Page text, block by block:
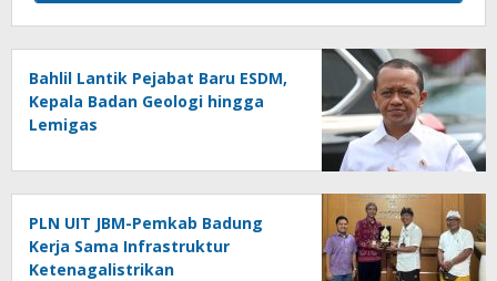
Bahlil Lantik Pejabat Baru ESDM,
Kepala Badan Geologi hingga
Lemigas
PLN UIT JBM-Pemkab Badung
Kerja Sama Infrastruktur
Ketenagalistrikan